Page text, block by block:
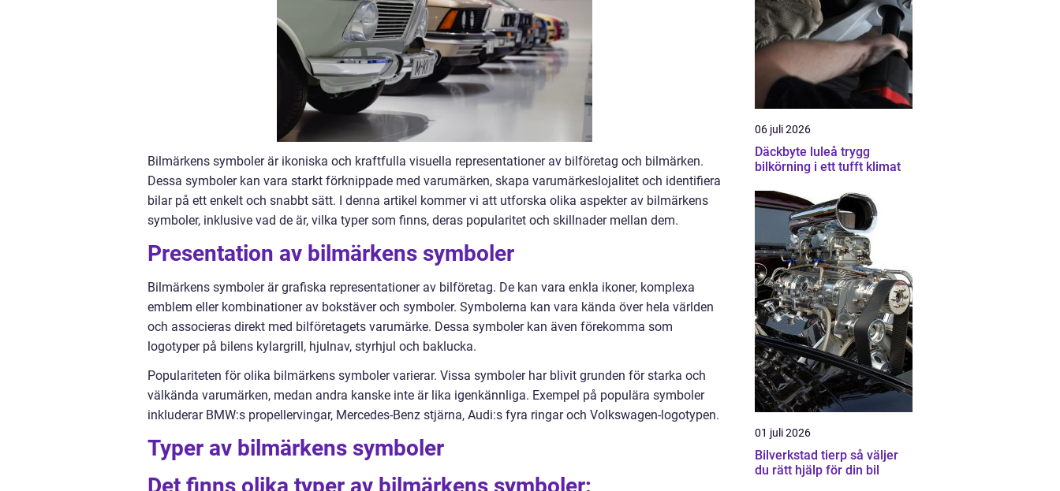
Bilmärkens symboler är ikoniska och kraftfulla visuella representationer av bilföretag och bilmärken.
Dessa symboler kan vara starkt förknippade med varumärken, skapa varumärkeslojalitet och identifiera
bilar på ett enkelt och snabbt sätt. I denna artikel kommer vi att utforska olika aspekter av bilmärkens
symboler, inklusive vad de är, vilka typer som finns, deras popularitet och skillnader mellan dem.
Presentation av bilmärkens symboler
Bilmärkens symboler är grafiska representationer av bilföretag. De kan vara enkla ikoner, komplexa
emblem eller kombinationer av bokstäver och symboler. Symbolerna kan vara kända över hela världen
och associeras direkt med bilföretagets varumärke. Dessa symboler kan även förekomma som
logotyper på bilens kylargrill, hjulnav, styrhjul och baklucka.
Populariteten för olika bilmärkens symboler varierar. Vissa symboler har blivit grunden för starka och
välkända varumärken, medan andra kanske inte är lika igenkännliga. Exempel på populära symboler
inkluderar BMW:s propellervingar, Mercedes-Benz stjärna, Audi:s fyra ringar och Volkswagen-logotypen.
Typer av bilmärkens symboler
06 juli 2026
Däckbyte luleå trygg
bilkörning i ett tufft klimat
01 juli 2026
Bilverkstad tierp så väljer
du rätt hjälp för din bil